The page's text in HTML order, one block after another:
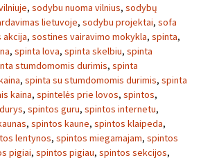
, sodybu nuoma vilnius, sodybų
lietuvoje, sodybu projektai, sofa
, sostines vairavimo mokykla, spinta,
, spinta lova, spinta skelbiu, spinta
stumdomomis durimis, spinta
, spinta su stumdomomis durimis, spinta
kaina, spintelės prie lovos, spintos,
, spintos guru, spintos internetu,
, spintos kaune, spintos klaipeda,
lentynos, spintos miegamajam, spintos
pigiai, spintos pigiau, spintos sekcijos,